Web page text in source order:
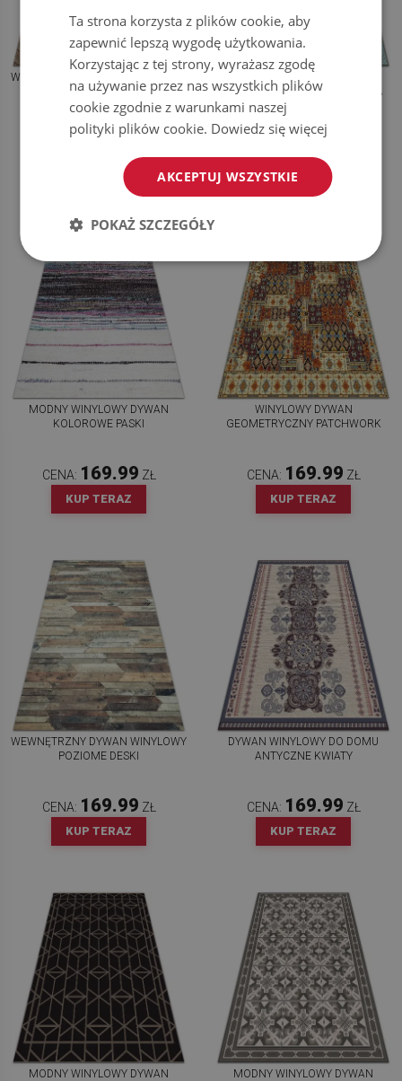
WEWNĘTRZNY DYWAN WINYLOWY
KRÓTKIE DESKI
169.99
KUP TERAZ
MODNY UNIWERSALNY DYWAN
WINYLOWY WZÓR PAWIE PIÓRA
169.99
KUP TERAZ
MODNY WINYLOWY DYWAN
KOLOROWE PASKI
CENA: 169.99 ZŁ
KUP TERAZ
WINYLOWY DYWAN
GEOMETRYCZNY PATCHWORK
CENA: 169.99 ZŁ
KUP TERAZ
WEWNĘTRZNY DYWAN WINYLOWY
POZIOME DESKI
CENA: 169.99 ZŁ
KUP TERAZ
DYWAN WINYLOWY DO DOMU
ANTYCZNE KWIATY
CENA: 169.99 ZŁ
KUP TERAZ
MODNY WINYLOWY DYWAN
MODNY WINYLOWY DYWAN
Ta strona korzysta z plików cookie, aby
zapewnić lepszą wygodę użytkowania.
Korzystając z tej strony, wyrażasz zgodę
na używanie przez nas wszystkich plików
cookie zgodnie z warunkami naszej
polityki plików cookie. Dowiedz się więcej
AKCEPTUJ WSZYSTKIE
POKAŻ SZCZEGÓŁY